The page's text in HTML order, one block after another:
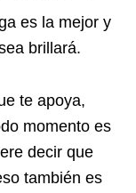
es la mejor y
brillará.
te apoya,
momento es
decir que
también es